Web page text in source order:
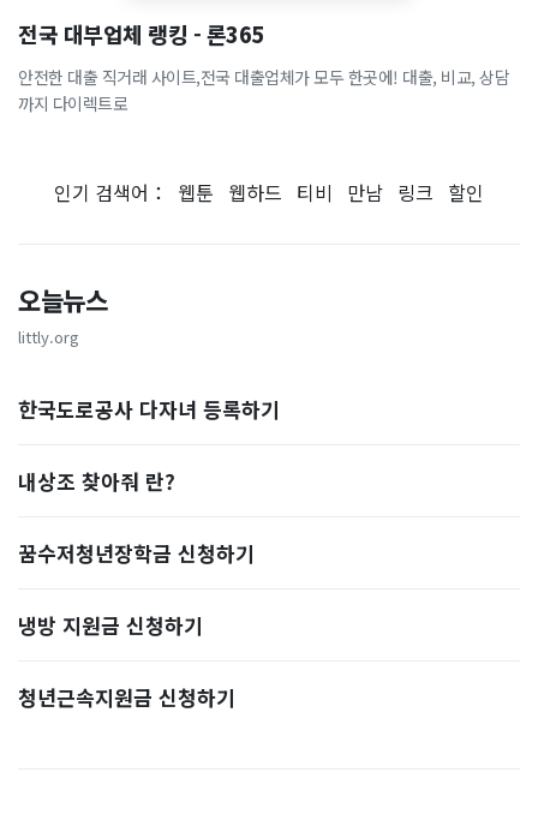
전국 대부업체 랭킹 - 론365
안전한 대출 직거래 사이트,전국 대출업체가 모두 한곳에! 대출, 비교, 상담
까지 다이렉트로
인기 검색어： 웹툰 웹하드 티비 만남 링크 할인
오늘뉴스
littly.org
한국도로공사 다자녀 등록하기
내상조 찾아줘 란?
꿈수저청년장학금 신청하기
냉방 지원금 신청하기
청년근속지원금 신청하기